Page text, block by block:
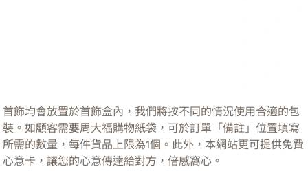
首飾均會放置於首飾盒內，我們將按不同的情況使用合適的包
裝。如顧客需要周大福購物紙袋，可於訂單「備註」位置填寫
所需的數量，每件貨品上限為1個。此外，本網站更可提供免費
心意卡，讓您的心意傳達給對方，倍感窩心。